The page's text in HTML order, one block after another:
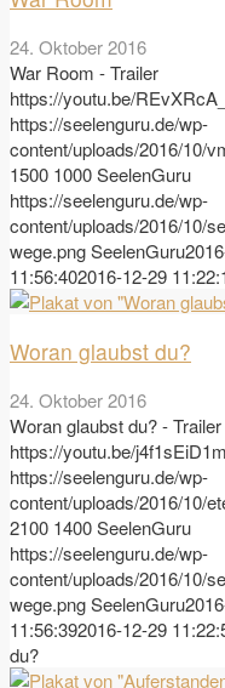
24. Oktober 2016
War Room - Trailer
https://youtu.be/
https://seelenguru.de/wp-
content/uploads/2016/10/
1500 1000SeelenGuru
https://seelenguru.de/wp-
content/uploads/2016/10/
wege.pngSeelenGuru
11:56:402016-12-29
Woran glaubst du?
24. Oktober 2016
Woran glaubst du? - Trailer
https://youtu.be/
https://seelenguru.de/wp-
content/uploads/2016/10/
2100 1400SeelenGuru
https://seelenguru.de/wp-
content/uploads/2016/10/
wege.pngSeelenGuru
11:56:392016-12-29
du?